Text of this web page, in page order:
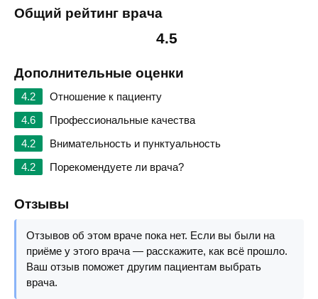
Общий рейтинг врача
4.5
Дополнительные оценки
4.2
Отношение к пациенту
4.6
Профессиональные качества
4.2
Внимательность и пунктуальность
4.2
Порекомендуете ли врача?
Отзывы
Отзывов об этом враче пока нет. Если вы были на
приёме у этого врача — расскажите, как всё прошло.
Ваш отзыв поможет другим пациентам выбрать
врача.